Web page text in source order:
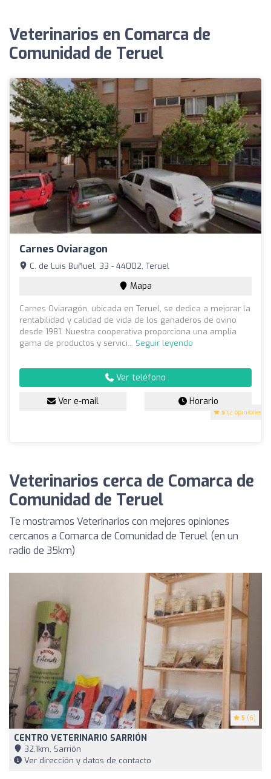
Veterinarios en Comarca de
Comunidad de Teruel
Carnes Oviaragon
5 (2 opiniones)
C. de Luis Buñuel, 33 - 44002, Teruel
Mapa
Carnes Oviaragón, ubicada en Teruel, se dedica a mejorar la
rentabilidad y calidad de vida de los ganaderos de ovino
desde 1981. Nuestra cooperativa proporciona una amplia
gama de productos y servici... Seguir leyendo
Ver teléfono
Ver e-mail Horario
Veterinarios cerca de Comarca de
Comunidad de Teruel
Te mostramos Veterinarios con mejores opiniones
cercanos a Comarca de Comunidad de Teruel (en un
radio de 35km)
5 (6)
CENTRO VETERINARIO SARRIÓN
32,1km, Sarrión
Ver dirección y datos de contacto